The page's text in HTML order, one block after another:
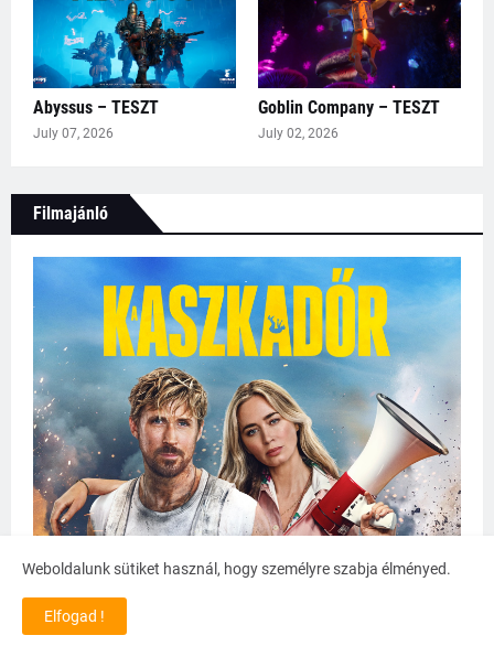
Abyssus – TESZT
July 07, 2026
Goblin Company – TESZT
July 02, 2026
Filmajánló
Weboldalunk sütiket használ, hogy személyre szabja élményed.
Elfogad !